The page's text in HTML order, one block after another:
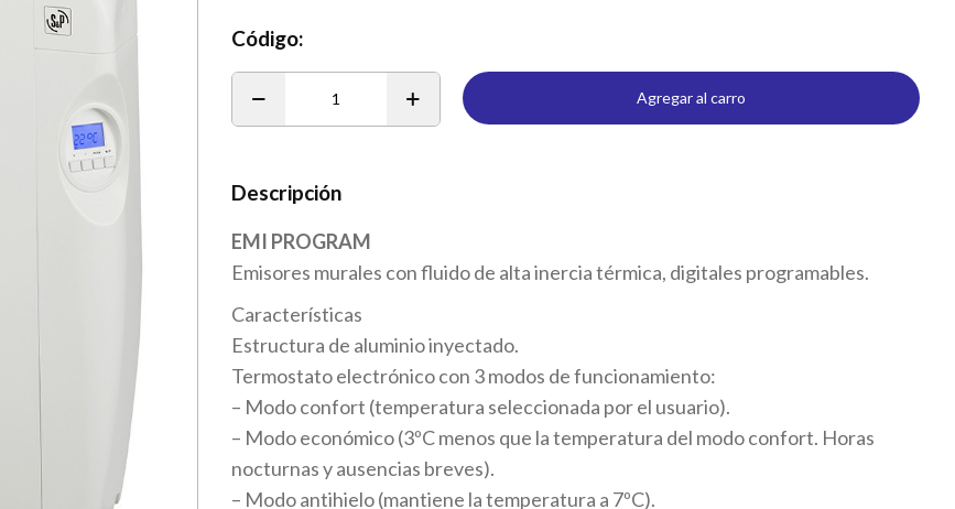
Código:
1 Agregar al carro
Descripción
EMI PROGRAM
Emisores murales con fluido de alta inercia térmica, digitales programables.
Características
Estructura de aluminio inyectado.
Termostato electrónico con 3 modos de funcionamiento:
– Modo confort (temperatura seleccionada por el usuario).
– Modo económico (3ºC menos que la temperatura del modo confort. Horas
nocturnas y ausencias breves).
– Modo antihielo (mantiene la temperatura a 7ºC).